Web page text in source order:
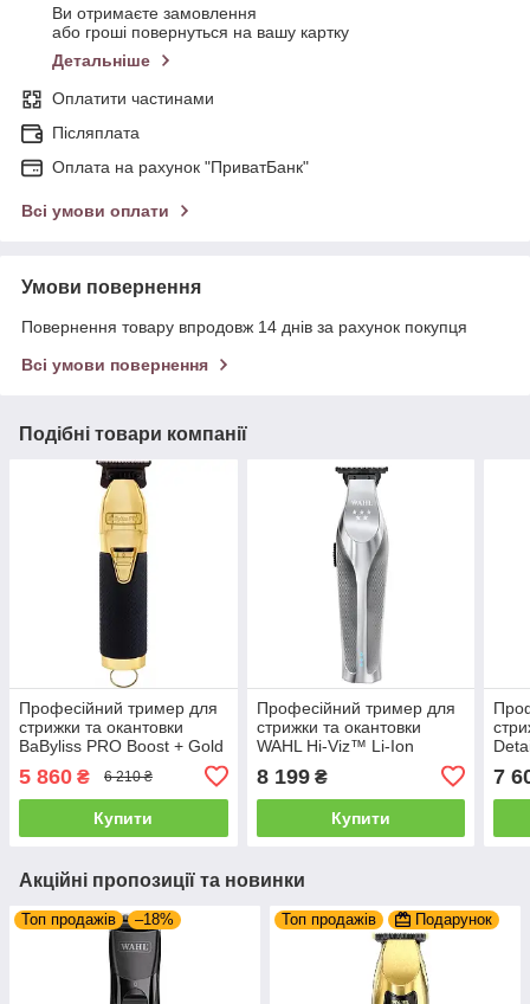
Ви отримаєте замовлення
або гроші повернуться на вашу картку
Детальніше
Оплатити частинами
Післяплата
Оплата на рахунок "ПриватБанк"
Всі умови оплати
Умови повернення
Повернення товару впродовж 14 днів за рахунок покупця
Всі умови повернення
Подібні товари компанії
Професійний тример для
стрижки та окантовки
BaByliss PRO Boost + Gold
5 860 ₴ 6 210 ₴
Купити
Професійний тример для
стрижки та окантовки
WAHL Hi-Viz™ Li-Ion
(3023702)
8 199₴
Купити
7
Акційні пропозиції та новинки
Топ продажів –18% Топ продажів Подарунок